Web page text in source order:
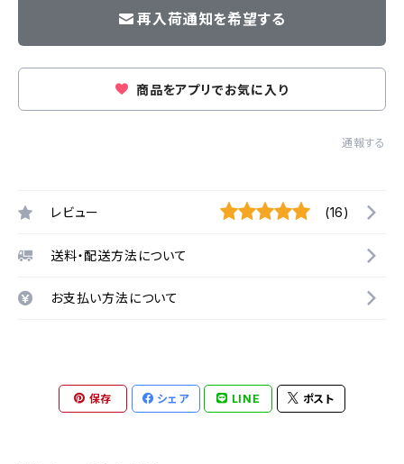
再入荷通知を希望する
商品をアプリでお気に入り
通報する
レビュー (16)
送料・配送方法について
お支払い方法について
保存 シェア LINE ポスト